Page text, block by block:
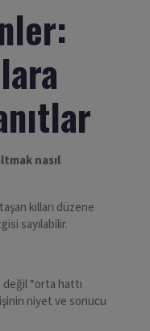
nasıl
kılları düzene
sayılabilir.
değil “orta hattı
niyet ve sonucu